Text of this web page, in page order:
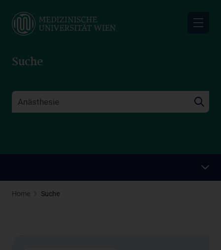
main
Suche
Home Suche